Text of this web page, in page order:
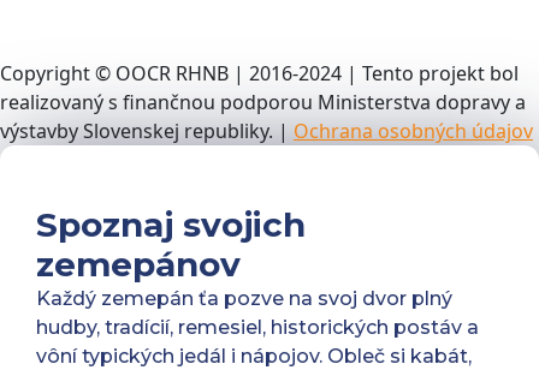
Copyright © OOCR RHNB | 2016-2024 | Tento projekt bol
realizovaný s finančnou podporou Ministerstva dopravy a
výstavby Slovenskej republiky. | Ochrana osobných údajov
Spoznaj svojich
zemepánov
Každý zemepán ťa pozve na svoj dvor plný
hudby, tradícií, remesiel, historických postáv a
vôní typických jedál i nápojov. Obleč si kabát,